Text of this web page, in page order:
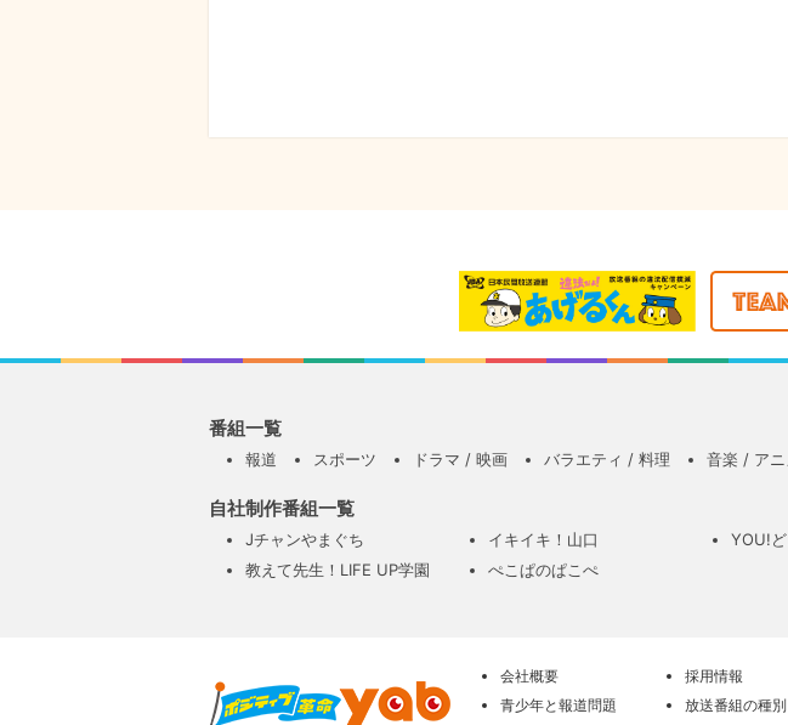
番組一覧
報道 スポーツ ドラマ / 映画 バラエティ / 料理 音楽 / ア
自社制作番組一覧
Jチャンやまぐち イキイキ！山口 YOU!
教えて先生！LIFE UP学園
ぺこぱのぱこぺ
会社概要 採用情報
青少年と報道問題
放送番組の種別